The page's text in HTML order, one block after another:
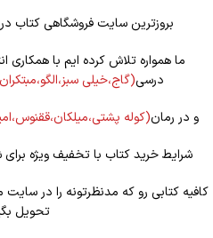
بروزترین سایت فروشگاهی کتاب
ما همواره تلاش کرده ایم با همکاری
درسی(گاج،خیلی
و در رمان(کوله
شرایط خرید کتاب با تخفیف ویژه
کافیه کتابی رو که مدنظرتونه را در
تحویل